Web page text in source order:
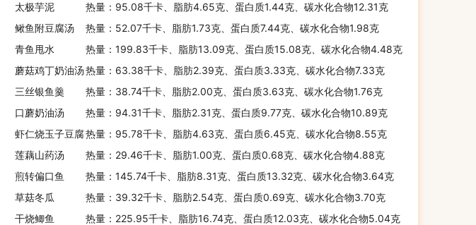
太极芋泥
热量：95.08千卡、脂肪4.65克、蛋白质1.44克、碳水化合物12.31克
鳅鱼附豆腐汤
热量：52.07千卡、脂肪1.73克、蛋白质7.44克、碳水化合物1.98克
青鱼甩水
热量：199.83千卡、脂肪13.09克、蛋白质15.08克、碳水化合物4.48克
蘑菇鸡丁奶油汤热量：63.38千卡、脂肪2.39克、蛋白质3.33克、碳水化合物7.33克
三丝银鱼羹
热量：38.74千卡、脂肪2.00克、蛋白质3.63克、碳水化合物1.76克
口蘑奶油汤
热量：94.31千卡、脂肪2.31克、蛋白质9.77克、碳水化合物10.89克
虾仁烧玉子豆腐热量：95.78千卡、脂肪4.63克、蛋白质6.45克、碳水化合物8.55克
莲藕山药汤
热量：29.46千卡、脂肪1.00克、蛋白质0.68克、碳水化合物4.88克
煎转偏口鱼
热量：145.74千卡、脂肪8.31克、蛋白质13.32克、碳水化合物3.64克
草菇冬瓜
热量：39.32千卡、脂肪2.54克、蛋白质0.69克、碳水化合物3.70克
干烧鲫鱼
热量：225.95千卡、脂肪16.74克、蛋白质12.03克、碳水化合物5.04克